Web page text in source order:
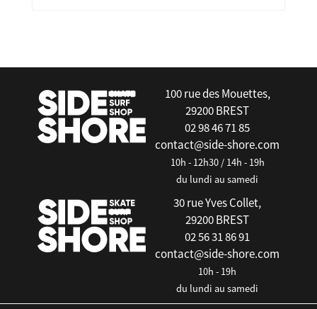
100 rue des Mouettes,
29200 BREST
02 98 46 71 85
contact@side-shore.com
10h - 12h30 / 14h - 19h
du lundi au samedi
30 rue Yves Collet,
29200 BREST
02 56 31 86 91
contact@side-shore.com
10h - 19h
du lundi au samedi